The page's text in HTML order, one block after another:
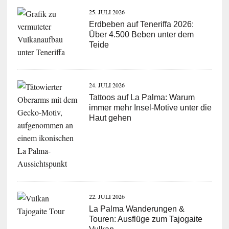
25. JULI 2026
Erdbeben auf Teneriffa 2026:
Über 4.500 Beben unter dem
Teide
24. JULI 2026
Tattoos auf La Palma: Warum
immer mehr Insel-Motive unter die
Haut gehen
22. JULI 2026
La Palma Wanderungen &
Touren: Ausflüge zum Tajogaite